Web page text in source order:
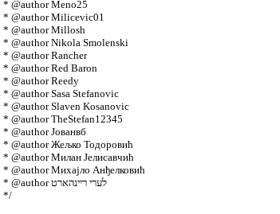
* @author Meno25
* @author Milicevic01
* @author Millosh
* @author Nikola Smolenski
* @author Rancher
* @author Red Baron
* @author Reedy
* @author Sasa Stefanovic
* @author Slaven Kosanovic
* @author TheStefan12345
* @author Јованвб
* @author Жељко Тодоровић
* @author Милан Јелисавчић
* @author Михајло Анђелковић
* @author לערי ריינהארט
*/